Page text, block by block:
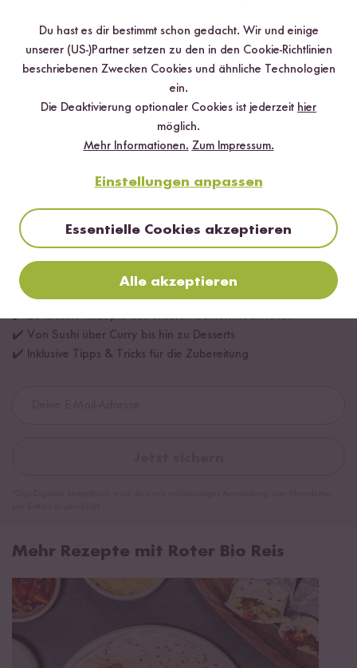
Digitales Rezeptbuch per E-Mail
✔️ 25 leckere Rezepte aus unseren bunten Kochwelten
✔️ Von Sushi über Curry bis hin zu Desserts
✔️ Inklusive Tipps & Tricks für die Zubereitung
Mehr Rezepte mit Roter Bio Reis
Du hast es dir bestimmt schon gedacht. Wir und einige
unserer (US-)Partner setzen zu den in den Cookie-Richtlinien
beschriebenen Zwecken Cookies und ähnliche Technologien
ein.
Die Deaktivierung optionaler Cookies ist jederzeit hier
möglich.
Mehr Informationen. Zum Impressum.
Einstellungen anpassen
Essentielle Cookies akzeptieren
Alle akzeptieren